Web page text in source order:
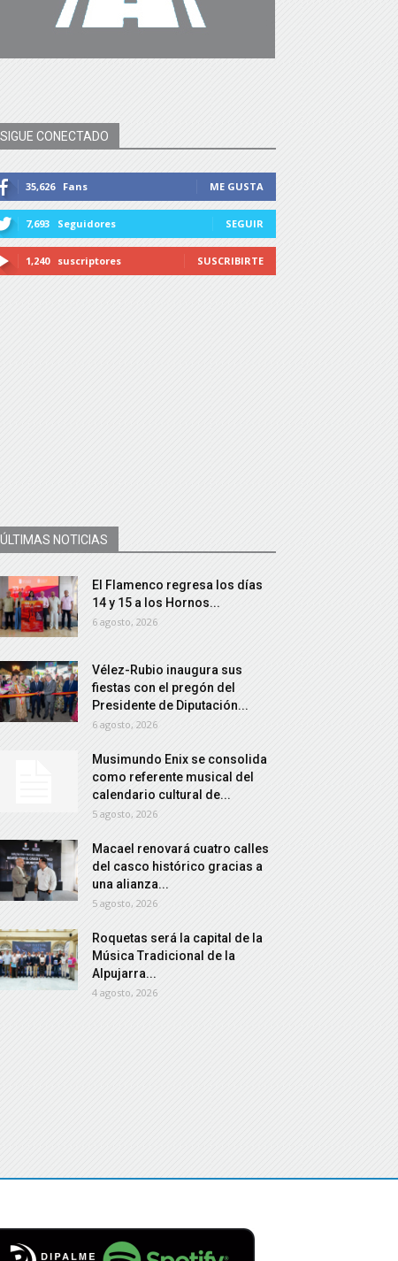
SIGUE CONECTADO
35,626 Fans ME GUSTA
7,693 Seguidores SEGUIR
1,240 suscriptores SUSCRIBIRTE
ÚLTIMAS NOTICIAS
El Flamenco regresa los días
14 y 15 a los Hornos...
6 agosto, 2026
Vélez-Rubio inaugura sus
fiestas con el pregón del
Presidente de Diputación...
6 agosto, 2026
Musimundo Enix se consolida
como referente musical del
calendario cultural de...
5 agosto, 2026
Macael renovará cuatro calles
del casco histórico gracias a
una alianza...
5 agosto, 2026
Roquetas será la capital de la
Música Tradicional de la
Alpujarra...
4 agosto, 2026